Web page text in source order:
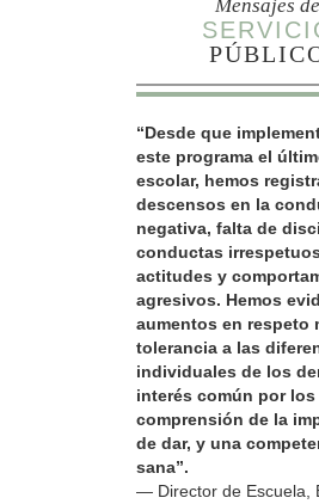
Mensajes de
“Desde que
este programa el
escolar, hemos
descensos en la
negativa, falta de
conductas
actitudes y
agresivos. Hemos
aumentos en respeto
tolerancia a las
individuales de los
interés común por los
comprensión de la
de dar, y una
sana”.
— Director de Escuela,